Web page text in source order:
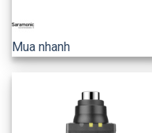
Mua nhanh